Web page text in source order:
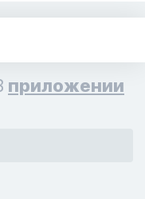
приложении